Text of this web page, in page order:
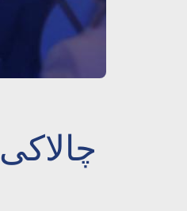
چالاکی